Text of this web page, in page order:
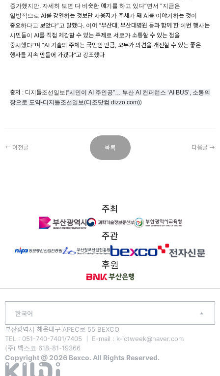
증가했지만, 자세히 보면 다 비슷한 얘기를 하고 있다”면서 “지금은
일방적으로 AI를 강연하는 것보단 사용자가 주체가 돼 AI를 이야기하는 것이
중요하다고 보았다”고 말했다. 이어 “부산대, 부산대병원 등과 함께 한 이번 행사는
시민들이 AI를 직접 체감할 수 있는 주제로 서로가 소통할 수 있는 점을
중시했다”며 “AI 기술의 주체는 국민인 만큼, 모두가 의견을 개진할 수 있는 좋은
행사를 지속 만들어 가겠다”고 강조했다
출처 : 디지틀조선일보(“시민이 AI 주인공”… 부산 AI 컨퍼런스 ‘AI BUS’, 소통의
장으로 도약-디지틀조선일보(디조닷컴 dizzo.com))
이전글 목록 다음글
주최
주관
후원
부산광역시 해운대구 APEC로 55 BEXCO
TEL : 051-740-7401/7405 ㅣ E-mail : k-ictweek@naver.com
(주) 벡스코 618-81-19366
Copyright @ 2026 Bexco. All Rights Reserved.
한국어